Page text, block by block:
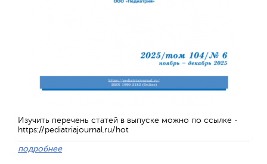
Изучить перечень статей в выпуске можно по ссылке -
https://pediatriajournal.ru/hot
подробнее